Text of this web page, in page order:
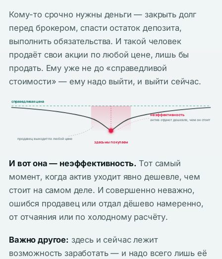
Кому-то срочно нужны деньги — закрыть долг
перед брокером, спасти остаток депозита,
выполнить обязательства. И такой человек
продаёт свои акции по любой цене, лишь бы
продать. Ему уже не до «справедливой
стоимости» — ему надо выйти, и выйти сейчас.
справедливая цена
неэффективность
актив отдают дешевле, чем он стоит
здесь мы покупаем
продавец выходит по любой цене
И вот она — неэффективность. Тот самый
момент, когда актив уходит явно дешевле, чем
стоит на самом деле. И совершенно неважно,
ошибся продавец или отдал дёшево намеренно,
от отчаяния или по холодному расчёту.
Важно другое: здесь и сейчас лежит
возможность заработать — и надо всего лишь её